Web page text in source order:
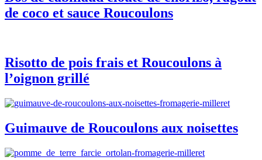
de coco et sauce Roucoulons
Risotto de pois frais et Roucoulons à
l’oignon grillé
Guimauve de Roucoulons aux noisettes